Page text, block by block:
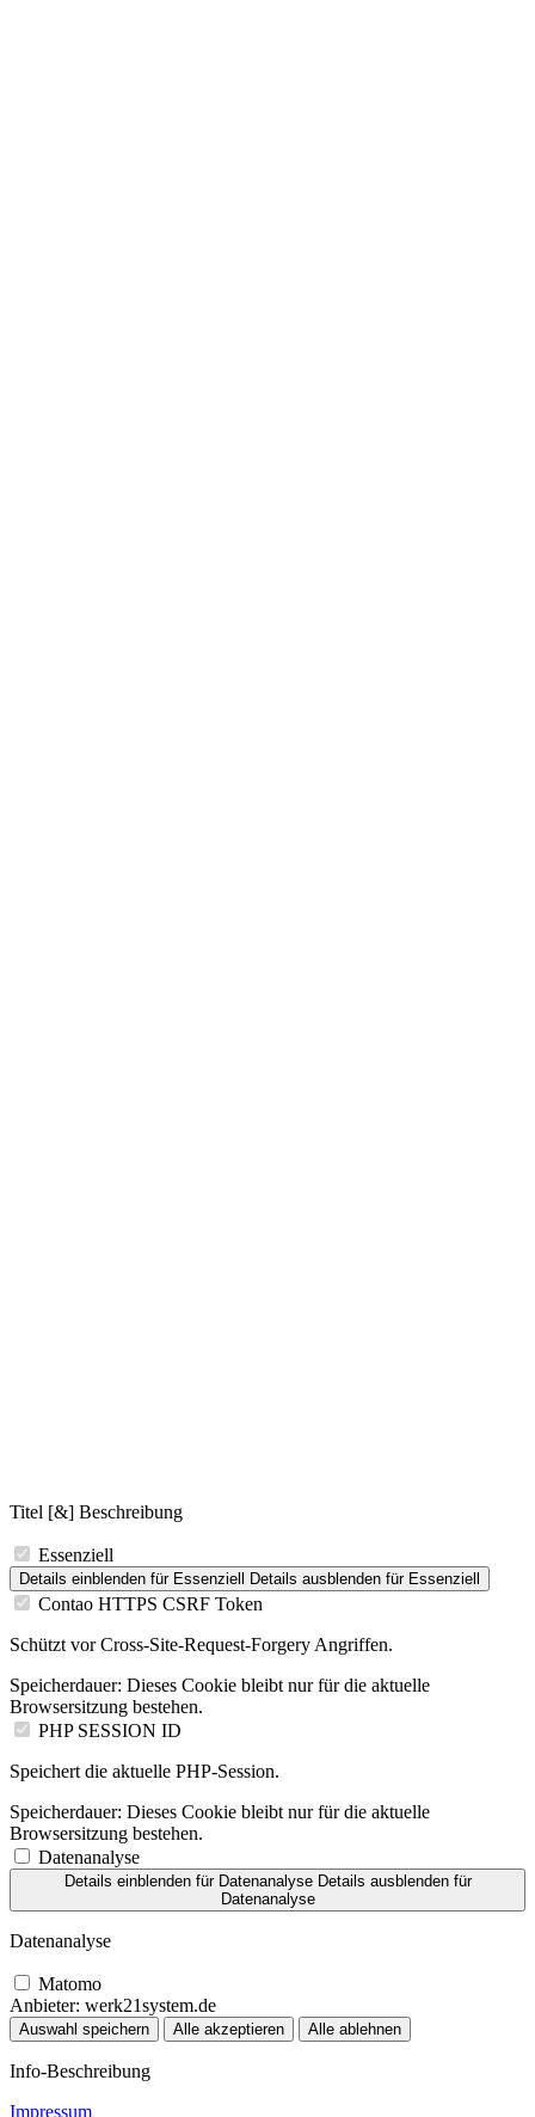
Titel [&] Beschreibung
Essenziell
Details einblenden für Essenziell Details ausblenden für Essenziell
Contao HTTPS CSRF Token
Schützt vor Cross-Site-Request-Forgery Angriffen.
Speicherdauer: Dieses Cookie bleibt nur für die aktuelle
Browsersitzung bestehen.
PHP SESSION ID
Speichert die aktuelle PHP-Session.
Speicherdauer: Dieses Cookie bleibt nur für die aktuelle
Browsersitzung bestehen.
Datenanalyse
Details einblendenfür Datenanalyse Details ausblendenfür
Datenanalyse
Datenanalyse
Matomo
Anbieter: werk21system.de
Auswahl speichern Alle akzeptieren Alle ablehnen
Info-Beschreibung
Impressum